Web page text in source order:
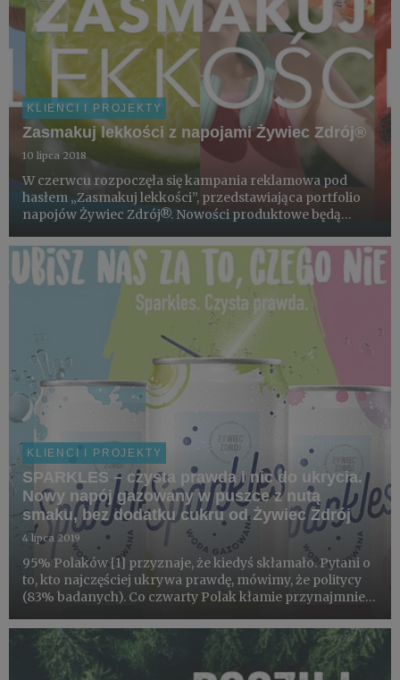
KLIENCI I PROJEKTY
Zasmakuj lekkości z napojami Żywiec Zdrój®
10 lipca 2018
W czerwcu rozpoczęła się kampania reklamowa pod
hasłem „Zasmakuj lekkości”, przedstawiająca portfolio
napojów Żywiec Zdrój®. Nowości produktowe będą
nośnikach OOH oraz w sklepach. Za koncept, kreację
oraz działania w Inter...
KLIENCI I PROJEKTY
SPARKLES – czysta prawda i nic do ukrycia.
Nowy napój gazowany w puszce z nutą
smaku, bez dodatku cukru od Żywiec Zdrój
4 lipca 2019
95% Polaków [1] przyznaje, że kiedyś skłamało. Pytani o
to, kto najczęściej ukrywa prawdę, mówimy, że politycy
(83% badanych). Co czwarty Polak kłamie przynajmniej
jak często ukrywa prawdę. W świecie pełnym sekret...